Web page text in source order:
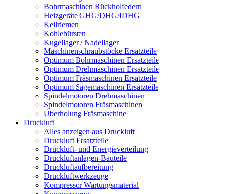
Bohrmaschinen Rückholfedern
Heizgeräte GHG/DHG/IDHG
Keilriemen
Kohlebürsten
Kugellager / Nadellager
Maschinenschraubstöcke Ersatzteile
Optimum Bohrmaschinen Ersatzteile
Optimum Drehmaschinen Ersatzteile
Optimum Fräsmaschinen Ersatzteile
Optimum Sägemaschinen Ersatzteile
Spindelmotoren Drehmaschinen
Spindelmotoren Fräsmaschinen
Überholung Fräsmaschine
Druckluft
Alles anzeigen aus Druckluft
Druckluft Ersatzteile
Druckluft- und Energieverteilung
Druckluftanlagen-Bauteile
Druckluftaufbereitung
Druckluftwerkzeuge
Kompressor Wartungsmaterial